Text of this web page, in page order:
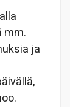
mm.
ja